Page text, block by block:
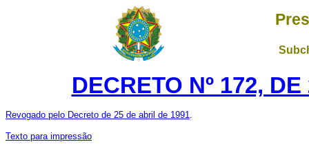
DECRETO Nº 172,
Revogado pelo Decreto de 25 de abril de 1991.
Texto para impressão